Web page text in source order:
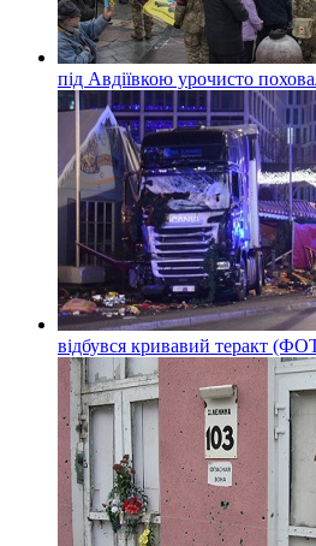
під Авдіївкою урочисто
відбувся кривавий теракт